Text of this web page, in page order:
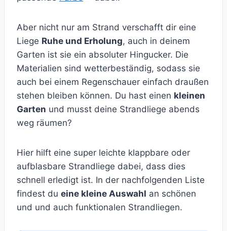
Aber nicht nur am Strand verschafft dir eine
Liege Ruhe und Erholung, auch in deinem
Garten ist sie ein absoluter Hingucker. Die
Materialien sind wetterbeständig, sodass sie
auch bei einem Regenschauer einfach draußen
stehen bleiben können. Du hast einen kleinen
Garten und musst deine Strandliege abends
weg räumen?
Hier hilft eine super leichte klappbare oder
aufblasbare Strandliege dabei, dass dies
schnell erledigt ist. In der nachfolgenden Liste
findest du eine kleine Auswahl an schönen
und und auch funktionalen Strandliegen.